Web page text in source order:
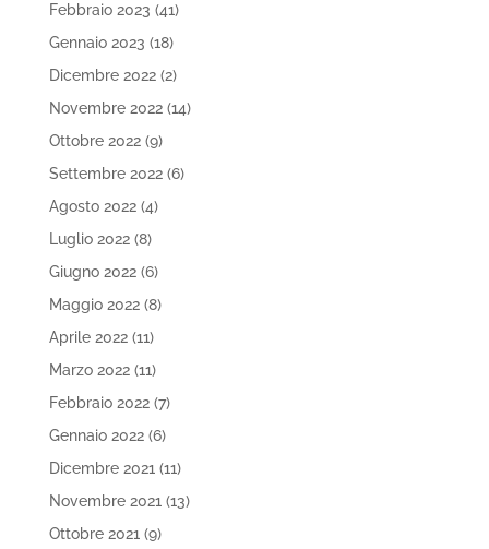
Febbraio 2023 (41)
Gennaio 2023 (18)
Dicembre 2022(2)
Novembre 2022(14)
Ottobre 2022(9)
Settembre 2022(6)
Agosto 2022(4)
Luglio 2022(8)
Giugno 2022(6)
Maggio 2022(8)
Aprile 2022(11)
Marzo 2022(11)
Febbraio 2022(7)
Gennaio 2022(6)
Dicembre 2021(11)
Novembre 2021(13)
Ottobre 2021(9)